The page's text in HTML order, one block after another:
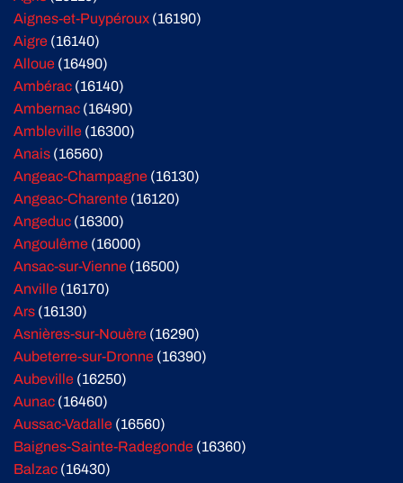
Aignes-et-Puypéroux (16190)
Aigre (16140)
Alloue (16490)
Ambérac (16140)
Ambernac (16490)
Ambleville (16300)
Anais (16560)
Angeac-Champagne (16130)
Angeac-Charente (16120)
Angeduc (16300)
Angoulême (16000)
Ansac-sur-Vienne (16500)
Anville (16170)
Ars (16130)
Asnières-sur-Nouère (16290)
Aubeterre-sur-Dronne (16390)
Aubeville (16250)
Aunac (16460)
Aussac-Vadalle (16560)
Baignes-Sainte-Radegonde (16360)
Balzac (16430)